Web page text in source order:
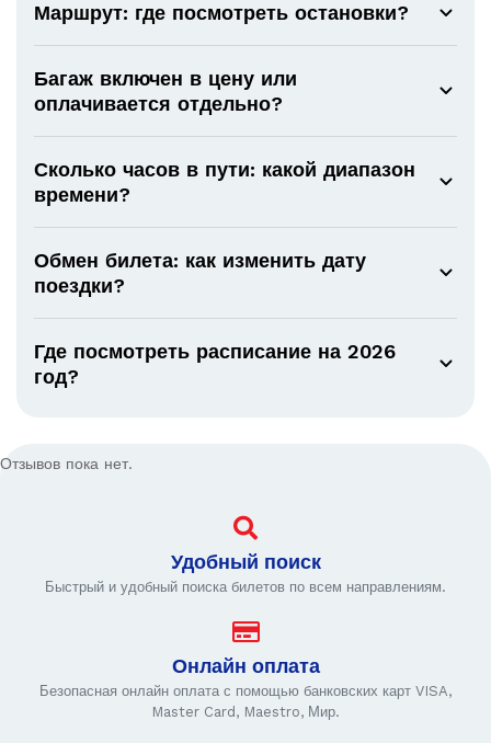
Маршрут: где посмотреть остановки?
Багаж включен в цену или
оплачивается отдельно?
Сколько часов в пути: какой диапазон
времени?
Обмен билета: как изменить дату
поездки?
Где посмотреть расписание на 2026
год?
Отзывов пока нет.
Удобный поиск
Быстрый и удобный поиска билетов по всем направлениям.
Онлайн оплата
Безопасная онлайн оплата с помощью банковских карт VISA,
Master Card, Maestro, Мир.